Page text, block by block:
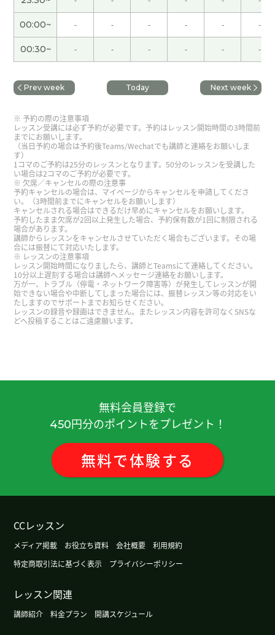
谢谢老师，我会加油减少走啊👍( 女性 )
和サリー老师聊天很开心。 ( 80代 男性 )
好久不见，感谢你亲切愉快的课程。我非常高兴能
和你又聊天。下次见。( 80代 男性 )
我本来打算用教材上课，不过今天对话练习比想的
要多，而且很开心，所以希望下次还能再请您指
谢谢。下次见吧。( 男性 )
给孩子培养共情力。我觉得有共情力的人感觉幸
福。孩子向父母感谢的事情是培养共情力。为了孩
子不是挣很多钱。不是一起去外国旅游。最重要的
是孩子有共情力。下次见吧。( 男性 )
谢谢您，又见到您非常高兴啊！我觉得现在的生活
很满意。下次见吧！
现在的情况。但是，首先我们要照顾好自己，才可
以帮助人。谢谢您的分享，下次见！( 女性 )
非常感谢您认真教我发音。通过这次课程，我觉得
除了学习课文以外，也想试试练习会话。 我也期待
谢谢您的课。下次见！
谢谢老师，一路平安！
我也很高兴跟您上课。请您保重身体呢 。
00:00~ - - - - - -
00:30~ - - - - - -
Prev week Today Next week
予約の際の注意事項
レッスン受講には必ず予約が必要です。予約はレッスン開始時間の3時間前
までにお願いします。
（当日予約の場合は予約後Teams/Wechatでも講師と連絡をお願いしま
す）
1コマのご予約は25分のレッスンとなります。50分のレッスンを受講した
い場合は2コマのご予約が必要です。
欠席／キャンセルの際の注意事
予約キャンセルの場合は、マイページからキャンセルを申請してくださ
い。（3時間前までにキャンセルをお願いします）
キャンセルされる場合はできるだけ早めにキャンセルをお願いします。
予約したまま欠席が2回以上発生した場合、予約保有数が1回に制限される
場合があります。
講師からレッスンをキャンセルさせていただく場合もございます。その場
合には振替にて対応いたします。
レッスンの注意事項
レッスン開始時間になりましたら、講師とTeamsにて連絡してください。
10分以上遅刻する場合は講師へメッセージ連絡をお願いします。
万が一、トラブル（停電・ネットワーク障害等）が発生してレッスンが開
始できない場合や中断してしまった場合には、振替レッスン等の対応をい
たしますのでサポートまでお知らせください。
レッスンの録音や録画はできません。またレッスン内容を許可なくSNSな
どへ投稿することはご遠慮願います。
無料会員登録で
450円分のポイントをプレゼント！
無料で体験する
CCレッスン
メディア掲載 お役立ち資料 会社概要
利用規約
特定商取引法に基づく表示
プライバシーポリシー
レッスン関連
講師紹介 料金プラン 開講スケジュール